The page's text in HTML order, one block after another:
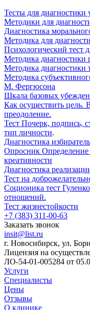
Тесты для диагностики
Методики для
Диагностика
Методика для
Психологический тест
Методика диагностики
Методика диагностики
Методика
М. Фергюсона
Шкала базовых
Как осуществить цель.
преодоление.
Тест Почерк, подпись,
тип личности.
Диагностика
Опросник
креативности
Диагностика
Тест на
Соционика тест
отношений.
Тест жизнестойкости
+7 (383) 311-00-63
Заказать звонок
insit@list.ru
г. Новосибирск, ул.
Лицензия на
ЛО-54-01-005284 от
Услуги
Специалисты
Цены
Отзывы
О клинике